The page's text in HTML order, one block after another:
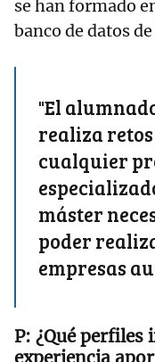
se han formado
banco de datos
"El
realiza
cualquier
máster
poder
empresas
¿Qué perfiles
experiencia